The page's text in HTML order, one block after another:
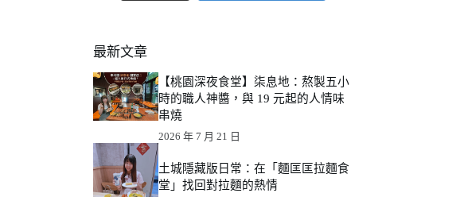
最新文章
【桃園深夜食堂】柒息地：熬製五小
時的職人神醬，與 19 元起的人情味
串燒
2026 年 7 月 21 日
土城隱藏版日常：在「麵匡匡拉麵食
堂」找回對拉麵的熱情